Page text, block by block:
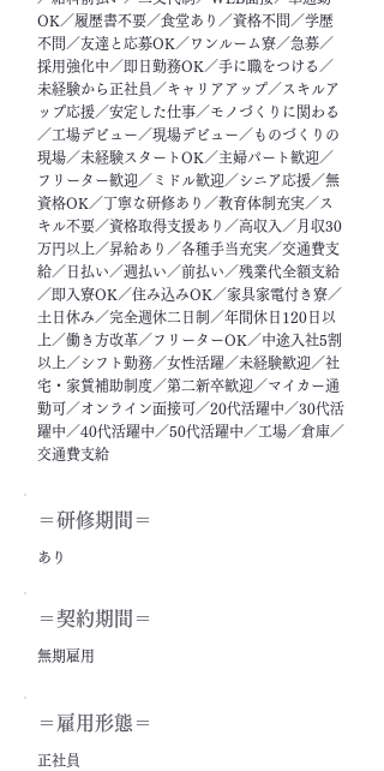
OK／履歴書不要／食堂あり／資格不問／学歴
不問／友達と応募OK／ワンルーム寮／急募／
採用強化中／即日勤務OK／手に職をつける／
未経験から正社員／キャリアアップ／スキルア
ップ応援／安定した仕事／モノづくりに関わる
／工場デビュー／現場デビュー／ものづくりの
現場／未経験スタートOK／主婦パート歓迎／
フリーター歓迎／ミドル歓迎／シニア応援／無
資格OK／丁寧な研修あり／教育体制充実／ス
キル不要／資格取得支援あり／高収入／月収30
万円以上／昇給あり／各種手当充実／交通費支
給／日払い／週払い／前払い／残業代全額支給
／即入寮OK／住み込みOK／家具家電付き寮／
土日休み／完全週休二日制／年間休日120日以
上／働き方改革／フリーターOK／中途入社5割
以上／シフト勤務／女性活躍／未経験歓迎／社
宅・家賃補助制度／第二新卒歓迎／マイカー通
勤可／オンライン面接可／20代活躍中／30代活
躍中／40代活躍中／50代活躍中／工場／倉庫／
交通費支給
＝​研修期間＝
あり
＝契約期間＝
無期雇用
＝雇用形態＝
正社員